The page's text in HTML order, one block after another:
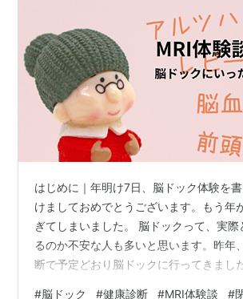
はじめに｜年明け7日、脳ドック体験を
けましておめでとうございます。もう年
ぎてしまいました。 脳ドックって、実際
るのか不安な人も多いと思います。昨年
断で予定どおり脳ドックに行ってきまし
#脳ドック #健康診断 #MRI体験談 #